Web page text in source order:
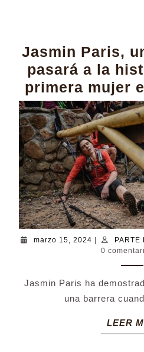
Jasmin Paris,
pasará a la
primera mujer
marzo 15, 2024marzo
15,
PARTE
0
Jasmin Paris ha
una barrera
LEER